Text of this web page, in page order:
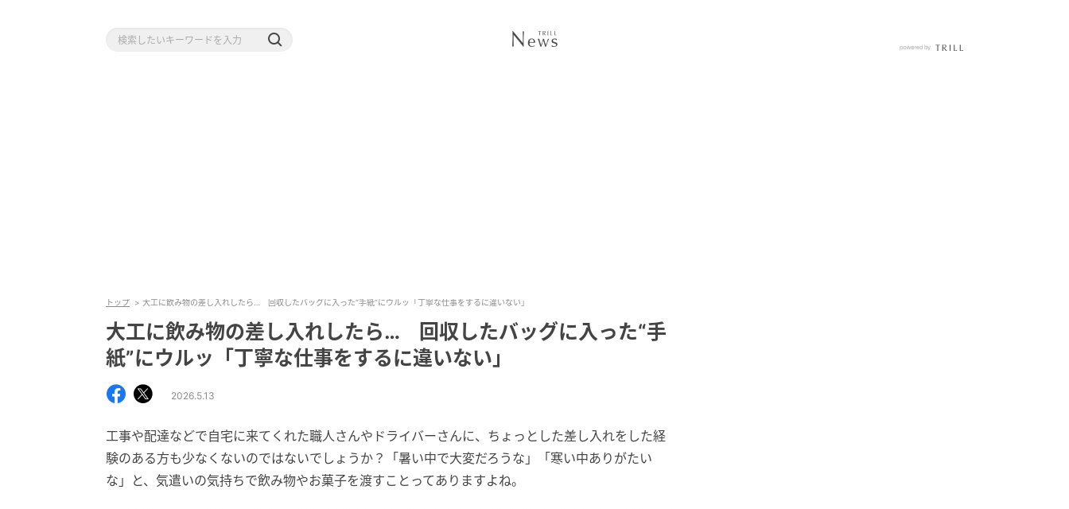
トップ 大工に飲み物の差し入れしたら… 回収したバッグに入った“手紙”にウルッ「丁寧な仕事をするに違いない」
大工に飲み物の差し入れしたら… 回収したバッグに入った“手
紙”にウルッ「丁寧な仕事をするに違いない」
2026.5.13
工事や配達などで自宅に来てくれた職人さんやドライバーさんに、ちょっとした差し入れをした経
験のある方も少なくないのではないでしょうか？「暑い中で大変だろうな」「寒い中ありがたい
な」と、気遣いの気持ちで飲み物やお菓子を渡すことってありますよね。